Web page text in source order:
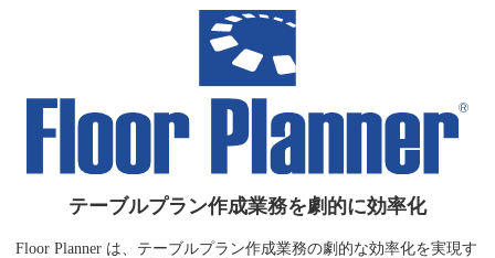
テーブルプラン作成業務を劇的に効率化
Floor Planner は、テーブルプラン作成業務の劇的な効率化を実現す